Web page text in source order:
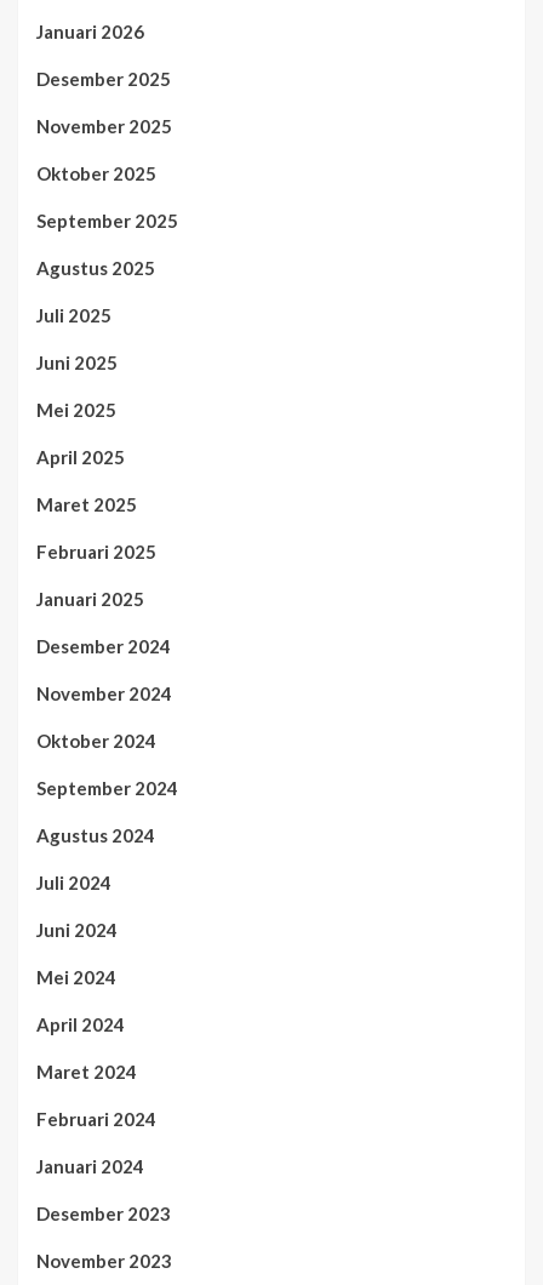
Januari 2026
Desember 2025
November 2025
Oktober 2025
September 2025
Agustus 2025
Juli 2025
Juni 2025
Mei 2025
April 2025
Maret 2025
Februari 2025
Januari 2025
Desember 2024
November 2024
Oktober 2024
September 2024
Agustus 2024
Juli 2024
Juni 2024
Mei 2024
April 2024
Maret 2024
Februari 2024
Januari 2024
Desember 2023
November 2023